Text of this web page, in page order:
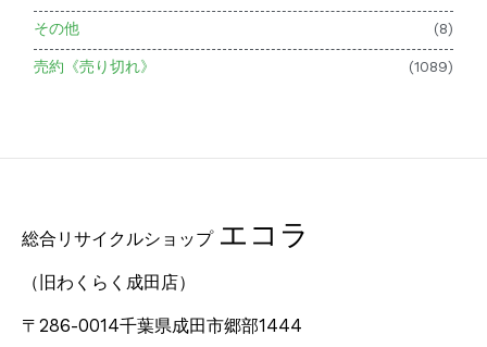
その他 (8)
売約《売り切れ》 (1089)
総合リサイクルショップ エコラ
（旧わくらく成田店）
〒286-0014千葉県成田市郷部1444